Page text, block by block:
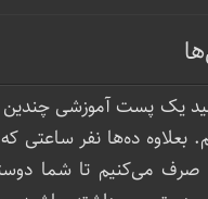
یک پست آموزشی
ده‌ها نفر ساعتی که
‌می‌کنیم تا شما